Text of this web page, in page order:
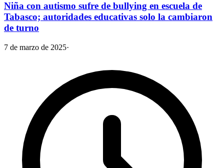
Niña con autismo sufre de bullying en escuela de
Tabasco; autoridades educativas solo la cambiaron
de turno
7 de marzo de 2025·